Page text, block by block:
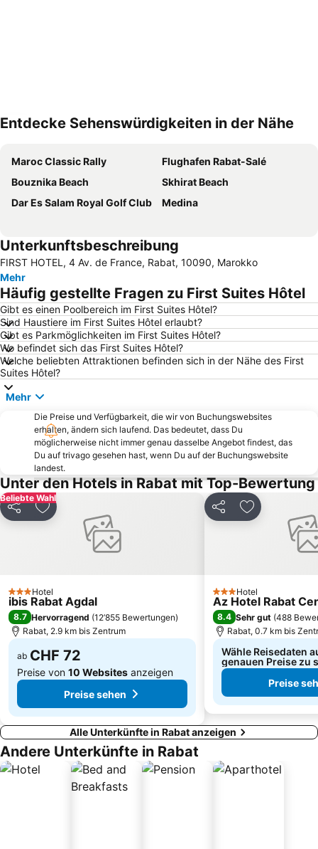
Entdecke Sehenswürdigkeiten in der Nähe
Maroc Classic Rally
Flughafen Rabat-Salé
Bouznika Beach
Skhirat Beach
Dar Es Salam Royal Golf Club
Medina
Unterkunftsbeschreibung
FIRST HOTEL, 4 Av. de France, Rabat, 10090, Marokko
Mehr
Häufig gestellte Fragen zu First Suites Hôtel
Gibt es einen Poolbereich im First Suites Hôtel?
Sind Haustiere im First Suites Hôtel erlaubt?
Gibt es Parkmöglichkeiten im First Suites Hôtel?
Wo befindet sich das First Suites Hôtel?
Welche beliebten Attraktionen befinden sich in der Nähe des First
Suites Hôtel?
Mehr
Die Preise und Verfügbarkeit, die wir von Buchungswebsites
erhalten, ändern sich laufend. Das bedeutet, dass Du
möglicherweise nicht immer genau dasselbe Angebot findest, das
Du auf trivago gesehen hast, wenn Du auf der Buchungswebsite
landest.
Unter den Hotels in Rabat mit Top-Bewertung
Beliebte Wahl
Teilen Zu Favoriten hinzufügen
3 Sterne
Hotel
ibis Rabat Agdal
8.7 Hervorragend (12’855 Bewertungen)
Rabat, 2.9 km bis Zentrum
ab CHF 72
Preise von 10 Websites anzeigen
Preise sehen
Teilen Zu Favoriten
3 Sterne
Hotel
Az Hotel Rabat
8.4 Sehr gut (488
Rabat, 0.7 km bis
Wähle Reisedaten
genauen Preise zu
Preise
Alle Unterkünfte in Rabat anzeigen
Andere Unterkünfte in Rabat